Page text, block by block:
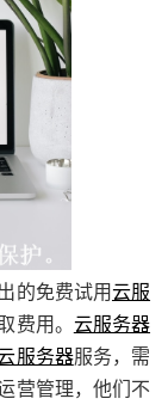
的免费试用云服
费用。 云服务器
服务器服务，需
营管理，他们不